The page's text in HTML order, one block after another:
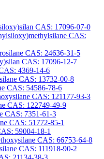
CAS: 17096-07-0
CAS:
CAS: 24636-31-5
CAS: 17096-12-7
4369-14-6
CAS: 13732-00-8
CAS: 54586-78-6
CAS: 121177-93-3
CAS: 122749-49-9
CAS: 7351-61-3
CAS: 51772-85-1
59004-18-1
CAS: 66753-64-8
CAS: 111918-90-2
21134-38-3